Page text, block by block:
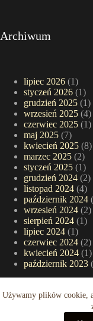
Używamy plików cookie,
Archiwum
lipiec 2026 (1)
styczeń 2026 (1)
grudzień 2025 (1)
wrzesień 2025 (4)
czerwiec 2025 (1)
maj 2025 (7)
kwiecień 2025 (8)
marzec 2025 (2)
styczeń 2025 (1)
grudzień 2024 (2)
listopad 2024 (4)
październik 2024
wrzesień 2024 (2)
sierpień 2024 (1)
lipiec 2024 (1)
czerwiec 2024 (2)
kwiecień 2024 (1)
październik 2023
Starsze informacje..
..niekoniecznie się